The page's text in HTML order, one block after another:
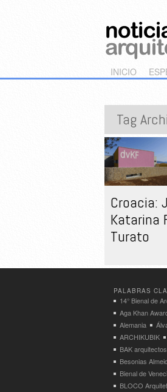
Main menu
Skip to
Skip to
INICIO
Tag
Croacia:
Katarina
Turato
PALABRAS
14° Bienal de
Aga Khan
Alemania
ARCHIKUBIK
BAK arquitectos
Besonias
Bienal de
BLOCO